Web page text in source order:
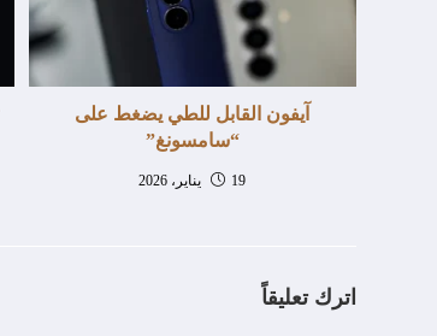
آيفون القابل للطي يضغط على
“سامسونغ”
19 يناير، 2026
اترك تعليقاً